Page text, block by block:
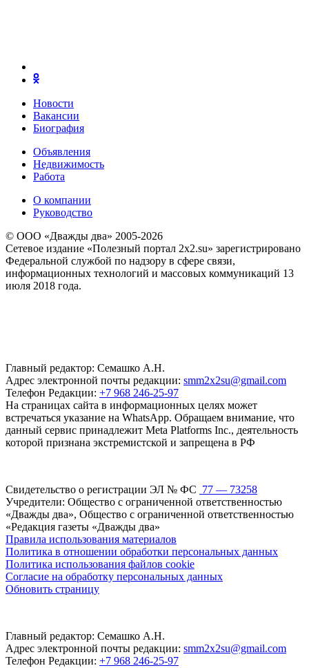
Новости
Вакансии
Биография
Объявления
Недвижимость
Работа
О компании
Руководство
© ООО «Дважды два» 2005-2026
Сетевое издание «Полезный портал 2x2.su» зарегистрировано
Федеральной службой по надзору в сфере связи,
информационных технологий и массовых коммуникаций 13
июля 2018 года.
Главный редактор: Семашко А.Н.
Адрес электронной почты редакции: smm2x2su@gmail.com
Телефон Редакции: +7 968 246-25-97
На страницах сайта в информационных целях может
встречаться указание на WhatsApp. Обращаем внимание, что
данный сервис принадлежит Meta Platforms Inc., деятельность
которой признана экстремистской и запрещена в РФ
Свидетельство о регистрации ЭЛ № ФС 77 — 73258
Учредители: Общество с ограниченной ответственностью
«Дважды два», Общество с ограниченной ответственностью
«Редакция газеты «Дважды два»
Правила использования материалов
Политика в отношении обработки персональных данных
Политика использования файлов cookie
Согласие на обработку персональных данных
Обновить страницу
Главный редактор: Семашко А.Н.
Адрес электронной почты редакции: smm2x2su@gmail.com
Телефон Редакции: +7 968 246-25-97